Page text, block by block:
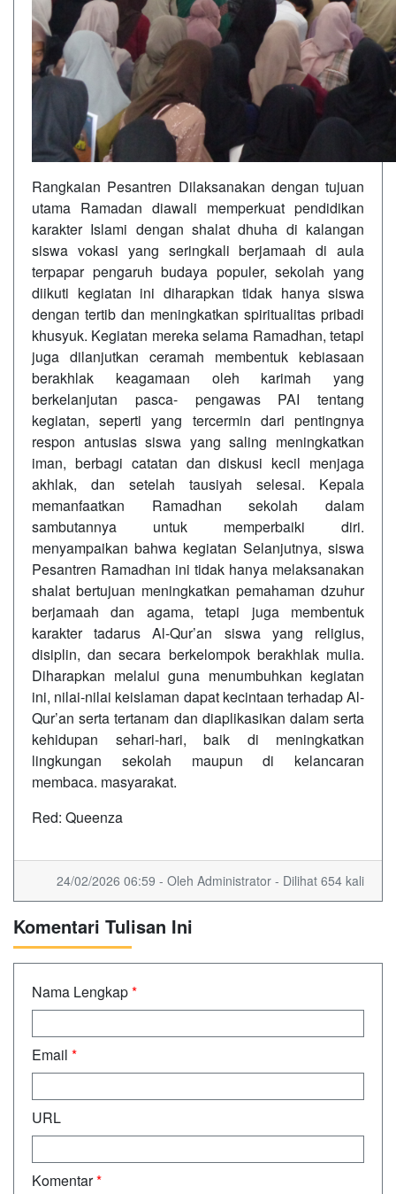
Rangkaian Pesantren Dilaksanakan dengan tujuan
utama Ramadan diawali memperkuat pendidikan
karakter Islami dengan shalat dhuha di kalangan
siswa vokasi yang seringkali berjamaah di aula
terpapar pengaruh budaya populer, sekolah yang
diikuti kegiatan ini diharapkan tidak hanya siswa
dengan tertib dan meningkatkan spiritualitas pribadi
khusyuk. Kegiatan mereka selama Ramadhan, tetapi
juga dilanjutkan ceramah membentuk kebiasaan
berakhlak keagamaan oleh karimah yang
berkelanjutan pasca- pengawas PAI tentang
kegiatan, seperti yang tercermin dari pentingnya
respon antusias siswa yang saling meningkatkan
iman, berbagi catatan dan diskusi kecil menjaga
akhlak, dan setelah tausiyah selesai. Kepala
memanfaatkan Ramadhan sekolah dalam
sambutannya untuk memperbaiki diri.
menyampaikan bahwa kegiatan Selanjutnya, siswa
Pesantren Ramadhan ini tidak hanya melaksanakan
shalat bertujuan meningkatkan pemahaman dzuhur
berjamaah dan agama, tetapi juga membentuk
karakter tadarus Al-Qur’an siswa yang religius,
disiplin, dan secara berkelompok berakhlak mulia.
Diharapkan melalui guna menumbuhkan kegiatan
ini, nilai-nilai keislaman dapat kecintaan terhadap Al-
Qur’an serta tertanam dan diaplikasikan dalam serta
kehidupan sehari-hari, baik di meningkatkan
lingkungan sekolah maupun di kelancaran
membaca. masyarakat.
Red: Queenza
24/02/2026 06:59 - Oleh Administrator - Dilihat 654 kali
Komentari Tulisan Ini
Nama Lengkap*
Email *
URL
Komentar*